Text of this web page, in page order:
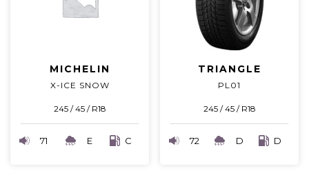
MICHELIN
X-ICE SNOW
245 / 45 / R18
71 E C
TRIANGLE
PL01
245 / 45 / R18
72 D D